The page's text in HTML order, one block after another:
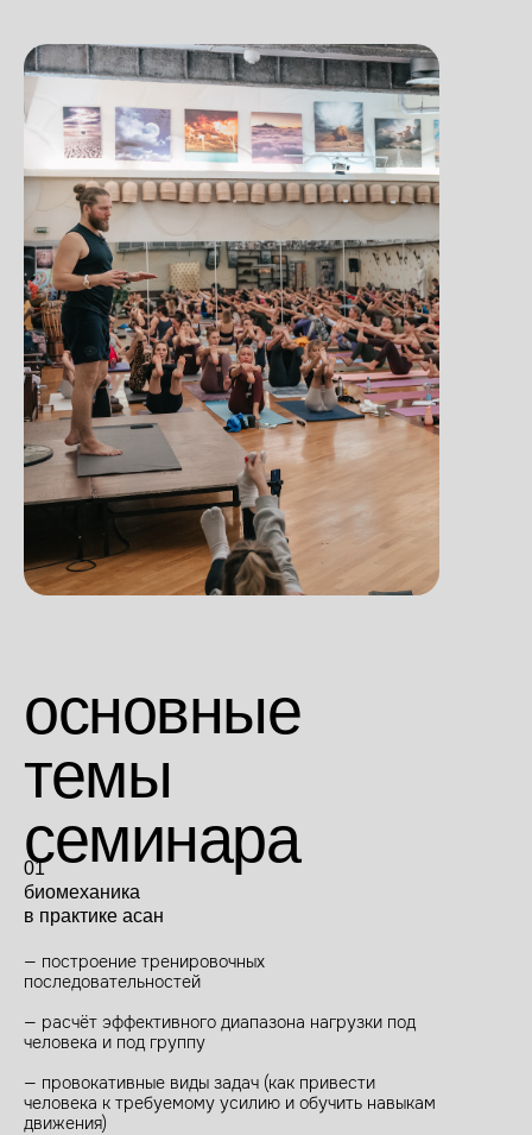
основные
темы
семинара
01
биомеханика
в практике асан
— построение тренировочных
последовательностей
— расчёт эффективного диапазона нагрузки под
человека и под группу
— провокативные виды задач (как привести
человека к требуемому усилию и обучить навыкам
движения)